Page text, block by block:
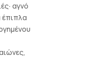
αγνό
έπιπλα